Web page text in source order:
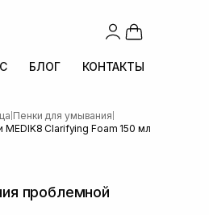
БЛОГ КОНТАКТЫ
Пенки для умывания
Clarifying Foam 150 мл
проблемной